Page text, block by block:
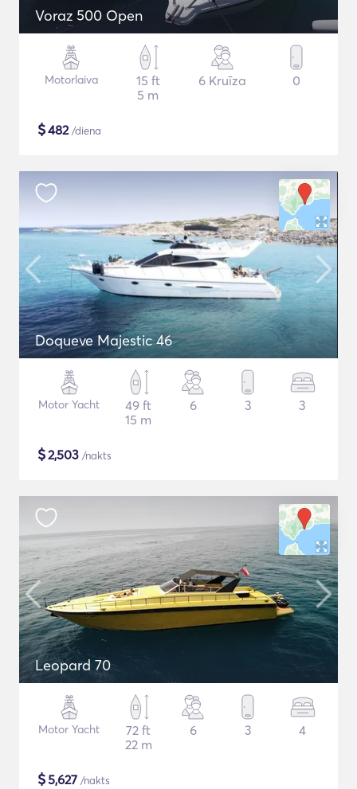
Voraz 500 Open
Motorlaiva
15 ft
5 m
6 Kruīza 0
$482/diena
Doqueve Majestic 46
Motor Yacht
49 ft
15 m
6 3 3
$2,503 /nakts
Leopard 70
Motor Yacht
72 ft
22 m
6 3 4
$5,627 /nakts